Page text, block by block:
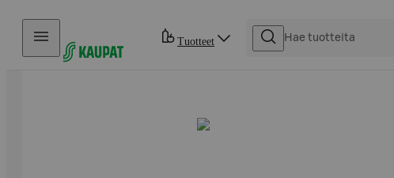
Hyppää sisältöön
Tuotteet